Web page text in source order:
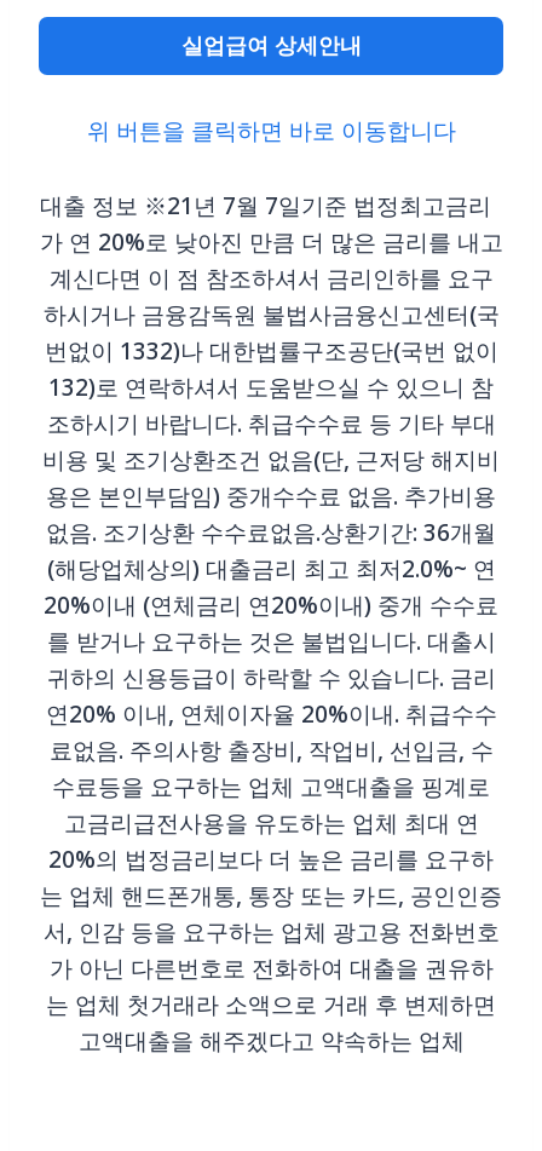
실업급여 상세안내
위 버튼을 클릭하면 바로 이동합니다
대출 정보 ※21년 7월 7일기준 법정최고금리
가 연 20%로 낮아진 만큼 더 많은 금리를 내고
계신다면 이 점 참조하셔서 금리인하를 요구
하시거나 금융감독원 불법사금융신고센터(국
번없이 1332)나 대한법률구조공단(국번 없이
132)로 연락하셔서 도움받으실 수 있으니 참
조하시기 바랍니다. 취급수수료 등 기타 부대
비용 및 조기상환조건 없음(단, 근저당 해지비
용은 본인부담임) 중개수수료 없음. 추가비용
없음. 조기상환 수수료없음.상환기간: 36개월
(해당업체상의) 대출금리 최고 최저2.0%~ 연
20%이내 (연체금리 연20%이내) 중개 수수료
를 받거나 요구하는 것은 불법입니다. 대출시
귀하의 신용등급이 하락할 수 있습니다. 금리
연20% 이내, 연체이자율 20%이내. 취급수수
료없음. 주의사항 출장비, 작업비, 선입금, 수
수료등을 요구하는 업체 고액대출을 핑계로
고금리급전사용을 유도하는 업체 최대 연
20%의 법정금리보다 더 높은 금리를 요구하
는 업체 핸드폰개통, 통장 또는 카드, 공인인증
서, 인감 등을 요구하는 업체 광고용 전화번호
가 아닌 다른번호로 전화하여 대출을 권유하
는 업체 첫거래라 소액으로 거래 후 변제하면
고액대출을 해주겠다고 약속하는 업체